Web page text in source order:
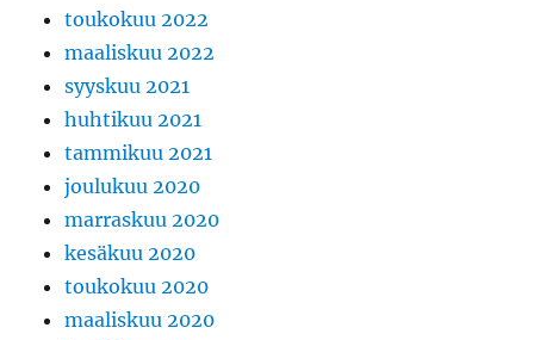
toukokuu 2022
maaliskuu 2022
syyskuu 2021
huhtikuu 2021
tammikuu 2021
joulukuu 2020
marraskuu 2020
kesäkuu 2020
toukokuu 2020
maaliskuu 2020